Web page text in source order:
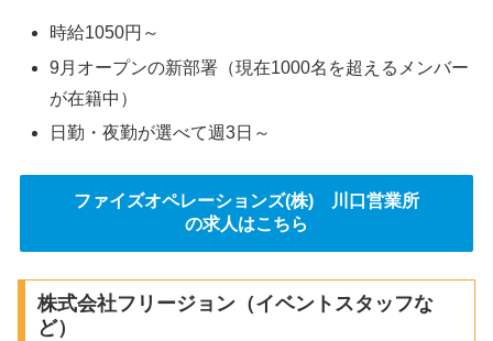
時給1050円～
9月オープンの新部署（現在1000名を超えるメンバー
が在籍中）
日勤・夜勤が選べて週3日～
ファイズオペレーションズ(株) 川口営業所
の求人はこちら
株式会社フリージョン（イベントスタッフな
ど）